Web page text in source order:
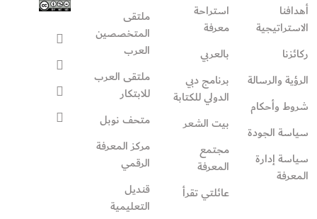
أهدافنا
الاستراتيجية
ركائزنا
الرؤية والرسالة
شروط وأحكام
سياسة الجودة
سياسة إدارة
المعرفة
استراحة
معرفة
بالعربي
برنامج دبي
الدولي للكتابة
بيت الشعر
مجتمع
المعرفة
عائلتي تقرأ‎
ملتقى
المتخصصين
العرب
ملتقى العرب
للابتكار
متحف نوبل
مركز المعرفة
الرقمي
قنديل
التعليمية